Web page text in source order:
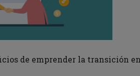
de emprender la transición